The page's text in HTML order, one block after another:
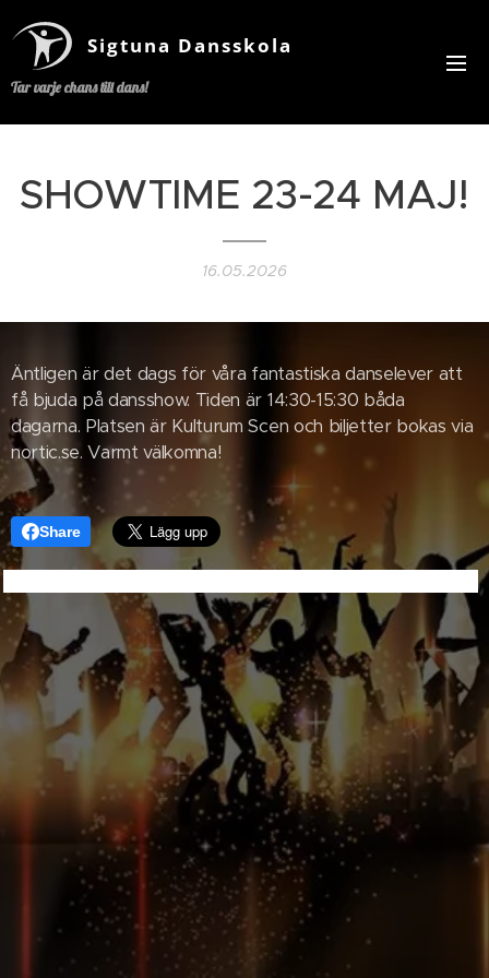
Sigtuna Dansskola
Tar varje chans till dans!
SHOWTIME 23-24 MAJ!
16.05.2026
Äntligen är det dags för våra fantastiska danselever att
få bjuda på dansshow. Tiden är 14:30-15:30 båda
dagarna. Platsen är Kulturum Scen och biljetter bokas via
nortic.se. Varmt välkomna!
Share